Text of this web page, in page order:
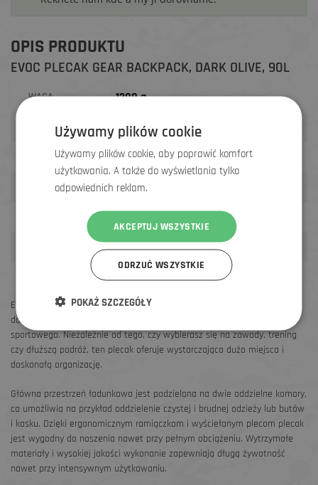
OPIS PRODUKTU
EVOC PLECAK GEAR BACKPACK, DARK OLIVE, 90L
WAGA 1200 g
Zielony
ROZMIAR 90l, 70 x 35 x 40 cm
ZASTOSOWANIE Rower crossowy / Turystyka
Unisex
EVOC Gear Backpack 90L to plecak o dużej pojemności, zaprojektowany
do praktycznego, przejrzystego i bezpiecznego przenoszenia sprzętu
sportowego. Niezależnie od tego, czy wybierasz się na zawody, trening
czy dłuższą podróż, ten plecak oferuje wystarczająco dużo miejsca i
doskonałą organizację.
Główna przestrzeń ładunkowa jest podzielona na dwie oddzielne komory,
co umożliwia na przykład oddzielenie czystej i brudnej odzieży lub butów
i kasku. Dzięki ergonomicznym ramiączkom i wyściełanym plecom plecak
jest wygodny do noszenia nawet przy pełnym obciążeniu. Wytrzymałe
materiały i wysokiej jakości wykonanie zapewniają długą żywotność
nawet przy intensywnym użytkowaniu.
Używamy plików cookie
Używamy plików cookie, aby poprawić komfort
użytkowania. A także do wyświetlania tylko
odpowiednich reklam.
AKCEPTUJ WSZYSTKIE
ODRZUĆ WSZYSTKIE
POKAŻ SZCZEGÓŁY